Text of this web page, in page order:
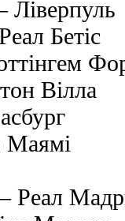
Ліверпуль
Бетіс
Вілла
Маямі
Реал